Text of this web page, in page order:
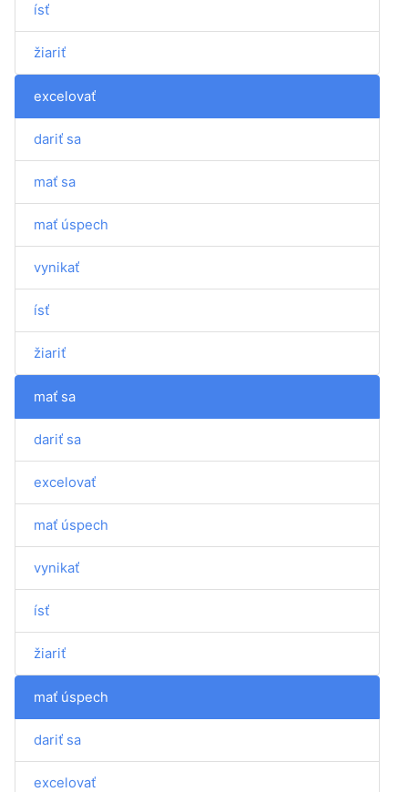
ísť
žiariť
excelovať
dariť sa
mať sa
mať úspech
vynikať
ísť
žiariť
mať sa
dariť sa
excelovať
mať úspech
vynikať
ísť
žiariť
mať úspech
dariť sa
excelovať